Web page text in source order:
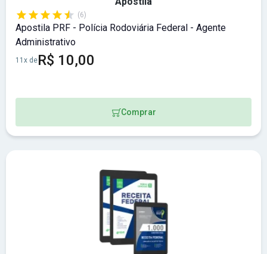
(6)
Apostila PRF - Polícia Rodoviária Federal - Agente
Administrativo
11x deR$ 10,00
Comprar